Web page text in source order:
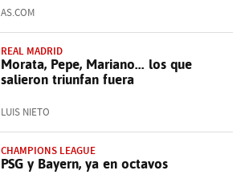
AS.COM
REAL MADRID
Morata, Pepe, Mariano... los que
salieron triunfan fuera
LUIS NIETO
CHAMPIONS LEAGUE
PSG y Bayern, ya en octavos